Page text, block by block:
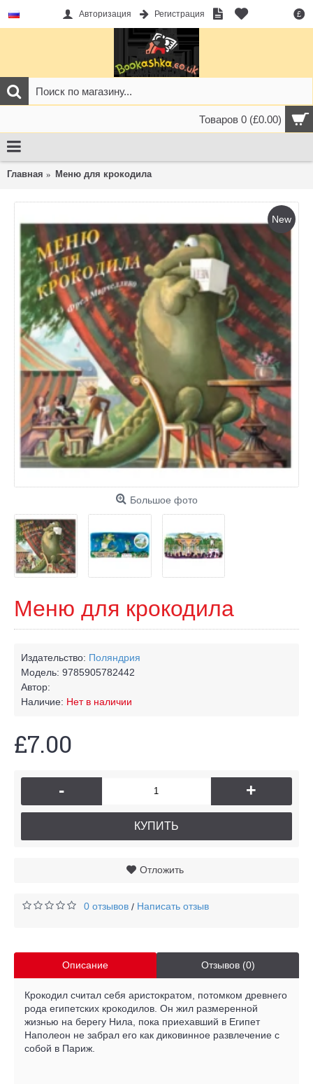
£
Авторизация Регистрация
Товаров 0 (£0.00)
Главная Меню для крокодила
New
Большое фото
Меню для крокодила
Издательство: Поляндрия
Модель: 9785905782442
Автор:
Наличие: Нет в наличии
£7.00
- +
КУПИТЬ
Отложить
0 отзывов / Написать отзыв
Описание Отзывов (0)
Крокодил считал себя аристократом, потомком древнего
рода египетских крокодилов. Он жил размеренной
жизнью на берегу Нила, пока приехавший в Египет
Наполеон не забрал его как диковинное развлечение с
собой в Париж.